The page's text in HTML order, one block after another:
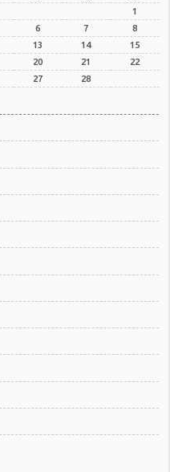
1
6 7
8
13 14
15
20 21
22
27 28